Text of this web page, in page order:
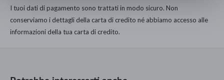
Diverse colorazioni disponibili
I tuoi dati di pagamento sono trattati in modo sicuro. Non
conserviamo i dettagli della carta di credito né abbiamo accesso alle
informazioni della tua carta di credito.